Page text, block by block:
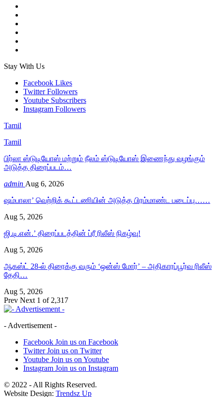
Stay With Us
Facebook Likes
Twitter Followers
Youtube Subscribers
Instagram Followers
Tamil
Tamil
பிர்லா ஸ்டுடியோஸ் மற்றும் நீலம் ஸ்டுடியோஸ் இணைந்து வழங்கும்
அடுத்த திரைப்படம்…
admin Aug 6, 2026
ஷம்பாலா’ வெற்றிக் கூட்டணியின் அடுத்த பிரம்மாண்ட படைப்பு……
Aug 5, 2026
ஜி.டி.என்.’ திரைப்படத்தின் ப்ரீ ரிலீஸ் நிகழ்வு!
Aug 5, 2026
ஆகஸ்ட் 28-ல் திரைக்கு வரும் ‘ஒன்ஸ் மோர்’ – அதிகாரப்பூர்வ ரிலீஸ்
தேதி…
Aug 5, 2026
Prev Next 1 of 2,317
- Advertisement -
Facebook Join us on Facebook
Twitter Join us on Twitter
Youtube Join us on Youtube
Instagram Join us on Instagram
© 2022 - All Rights Reserved.
Website Design: Trendsz Up